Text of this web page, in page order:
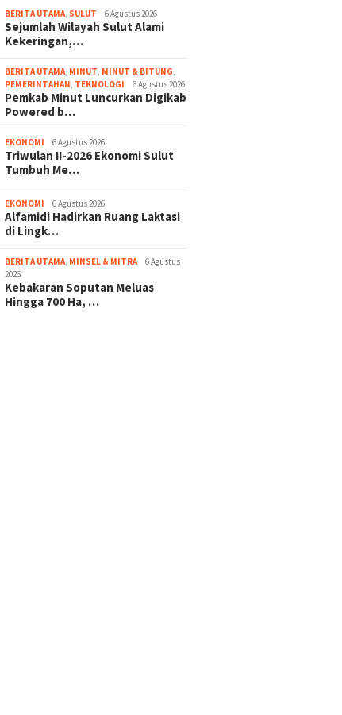
BERITA UTAMA, SULUT 6 Agustus 2026
Sejumlah Wilayah Sulut Alami
Kekeringan,…
BERITA UTAMA, MINUT, MINUT & BITUNG,
PEMERINTAHAN, TEKNOLOGI 6 Agustus 2026
Pemkab Minut Luncurkan Digikab
Powered b…
EKONOMI 6 Agustus 2026
Triwulan II-2026 Ekonomi Sulut
Tumbuh Me…
EKONOMI 6 Agustus 2026
Alfamidi Hadirkan Ruang Laktasi
di Lingk…
BERITA UTAMA, MINSEL & MITRA
6 Agustus
2026
Kebakaran Soputan Meluas
Hingga 700 Ha, …